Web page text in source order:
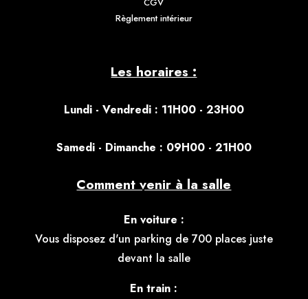
CGV
Règlement intérieur
Les horaires :
Lundi - Vendredi : 11H00 - 23H00
Samedi - Dimanche : 09H00 - 21H00
Comment venir à la salle
En voiture :
Vous disposez d'un parking de 700 places juste
devant la salle
En train :